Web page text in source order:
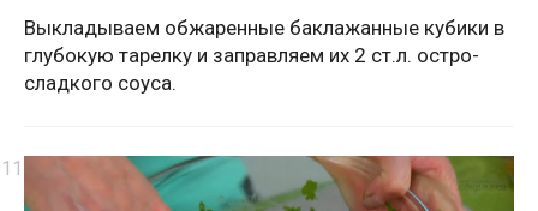
Выкладываем обжаренные баклажанные кубики в
глубокую тарелку и заправляем их 2 ст.л. остро-
сладкого соуса.